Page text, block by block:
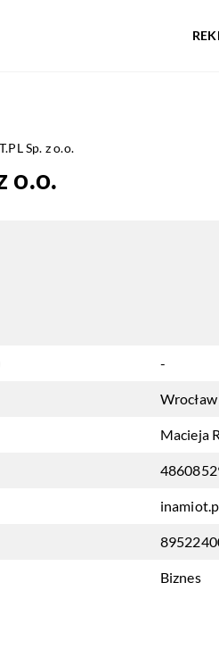
Sp. z o.o.
o.o.
-
Wrocław
Macieja
Biznes